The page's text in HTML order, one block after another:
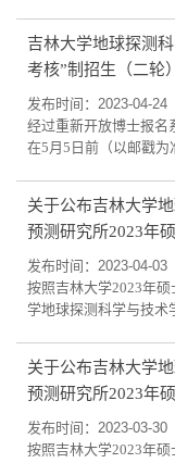
吉林大学地球探测
考核”制招生（二轮
发布时间：2023-04-24
经过重新开放博士报名
在5月5日前（以邮戳为
其报名、考核、录取资
研究生报名信息简表》
印，“本人自述”栏及承
关于公布吉林大学
预测研究所2023年
发布时间：2023-04-03
按照吉林大学2023年
学地球探测科学与技术
生入学考试拟录取名单
出质疑，可在公示期内
关于公布吉林大学
预测研究所2023年
发布时间：2023-03-30
按照吉林大学2023年